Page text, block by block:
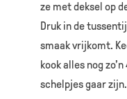
ze met deksel op
Druk in de
smaak vrijkomt.
kook alles nog
schelpjes gaar